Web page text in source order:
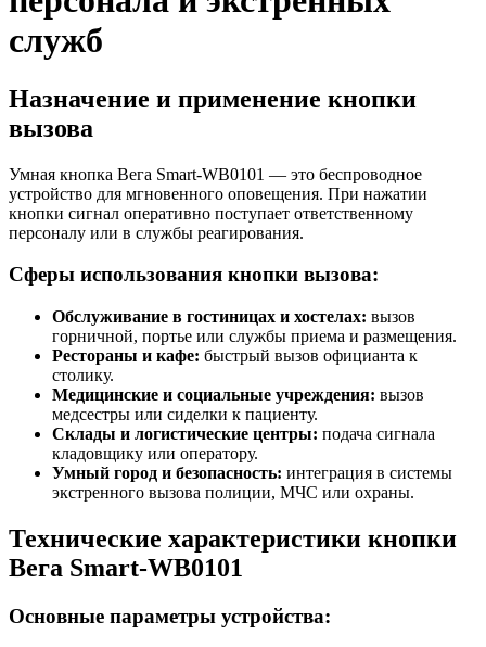
служб
Назначение и применение кнопки
вызова
Умная кнопка Вега Smart-WB0101 — это беспроводное
устройство для мгновенного оповещения. При нажатии
кнопки сигнал оперативно поступает ответственному
персоналу или в службы реагирования.
Сферы использования кнопки вызова:
Обслуживание в гостиницах и хостелах: вызов
горничной, портье или службы приема и размещения.
Рестораны и кафе: быстрый вызов официанта к
столику.
Медицинские и социальные учреждения: вызов
медсестры или сиделки к пациенту.
Склады и логистические центры: подача сигнала
кладовщику или оператору.
Умный город и безопасность: интеграция в системы
экстренного вызова полиции, МЧС или охраны.
Технические характеристики кнопки
Вега Smart-WB0101
Основные параметры устройства: